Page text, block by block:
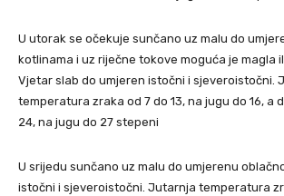
U utorak se očekuje sunčano uz malu do
kotlinama i uz riječne tokove moguća je magla
Vjetar slab do umjeren istočni i sjeveroistočni.
temperatura zraka od 7 do 13, na jugu do 16, a
24, na jugu do 27 stepeni
U srijedu sunčano uz malu do umjerenu
istočni i sjeveroistočni. Jutarnja temperatura